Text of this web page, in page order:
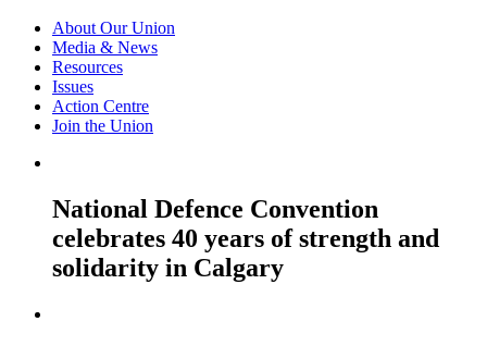
About Our Union
Media & News
Resources
Issues
Action Centre
Join the Union
National Defence Convention
celebrates 40 years of strength and
solidarity in Calgary